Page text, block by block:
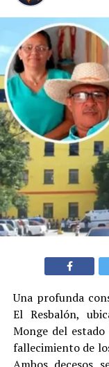
Una profunda
El Resbalón,
Monge del
fallecimiento de